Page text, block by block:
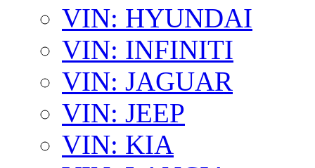
VIN: HYUNDAI
VIN: INFINITI
VIN: JAGUAR
VIN: JEEP
VIN: KIA